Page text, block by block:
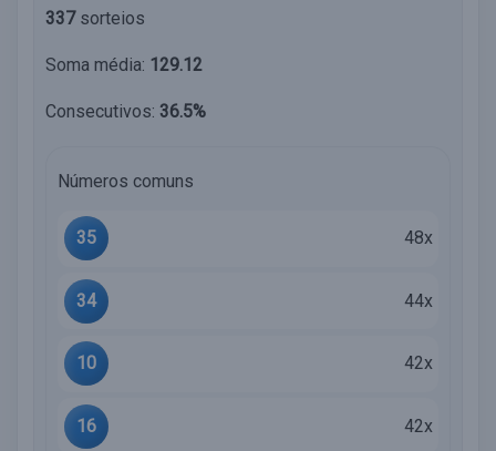
337sorteios
Soma média: 129.12
Consecutivos: 36.5%
Números comuns
35 48x
34 44x
10 42x
16 42x